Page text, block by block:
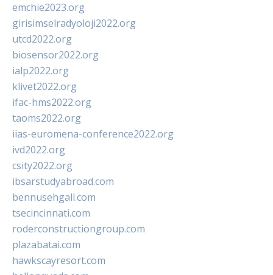
emchie2023.org
girisimselradyoloji2022.org
utcd2022.org
biosensor2022.org
ialp2022.org
klivet2022.org
ifac-hms2022.org
taoms2022.org
iias-euromena-conference2022.org
ivd2022.org
csity2022.org
ibsarstudyabroad.com
bennusehgall.com
tsecincinnati.com
roderconstructiongroup.com
plazabatai.com
hawkscayresort.com